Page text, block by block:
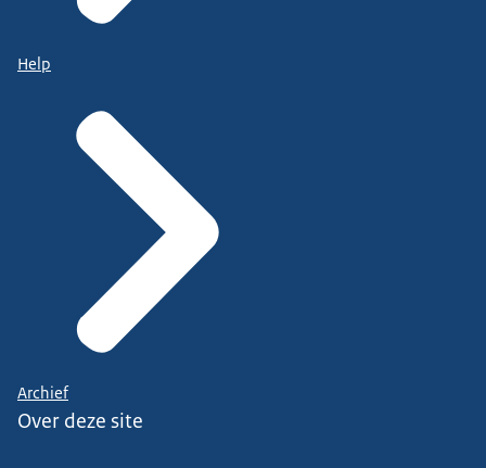
Help
Archief
Over deze site